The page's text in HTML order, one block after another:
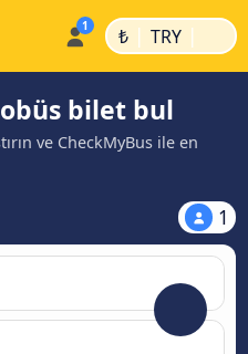
₺ | TRY |
bilet bul
ve CheckMyBus ile en
1